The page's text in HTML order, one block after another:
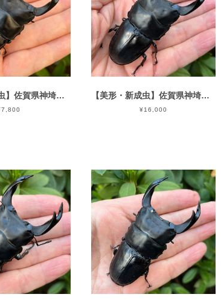
【美形・新成虫】佐賀県神埼郡神埼町産”オオクワガタペア（♂76mm） # 815311−101 【美形・新成虫】佐賀県神埼郡神埼町産”オオクワガタペア（♂79mm） # 8153−301
¥16,000